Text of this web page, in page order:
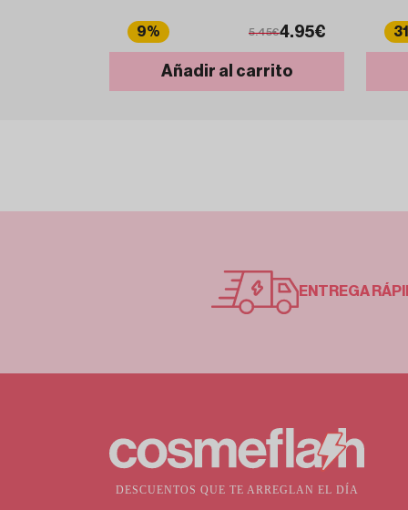
9% 5.45€4.95€
Añadir al carrito
ENTREGA
DESCUENTOS QUE TE ARREGLAN EL DÍA